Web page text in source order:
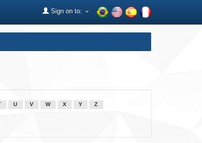
Sign on to:
U V W X Y Z